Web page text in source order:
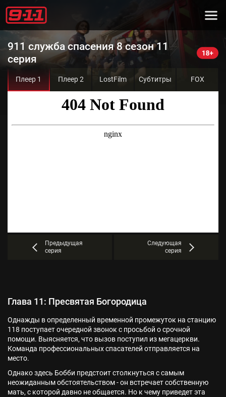
911 служба спасения 8 сезон 11
серия
Плеер 1 Плеер 2 LostFilm Субтитры FOX
Предыдущая
серия
Следующая
серия
Глава 11: Пресвятая Богородица
Однажды в определенный временной промежуток на станцию
118 поступает очередной звонок с просьбой о срочной
помощи. Выясняется, что вызов поступил из мегацеркви.
Команда профессиональных спасателей отправляется на
место.
Однако здесь Бобби предстоит столкнуться с самым
неожиданным обстоятельством - он встречает собственную
мать, с которой давно не общается. Но к чему приведет эта